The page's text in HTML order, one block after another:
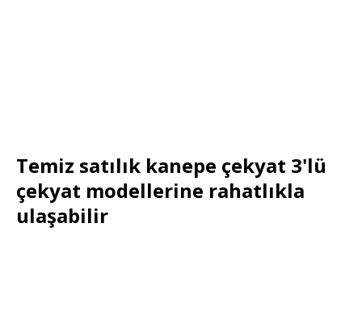
Temiz satılık kanepe çekyat 3'lü
çekyat modellerine rahatlıkla
ulaşabilir